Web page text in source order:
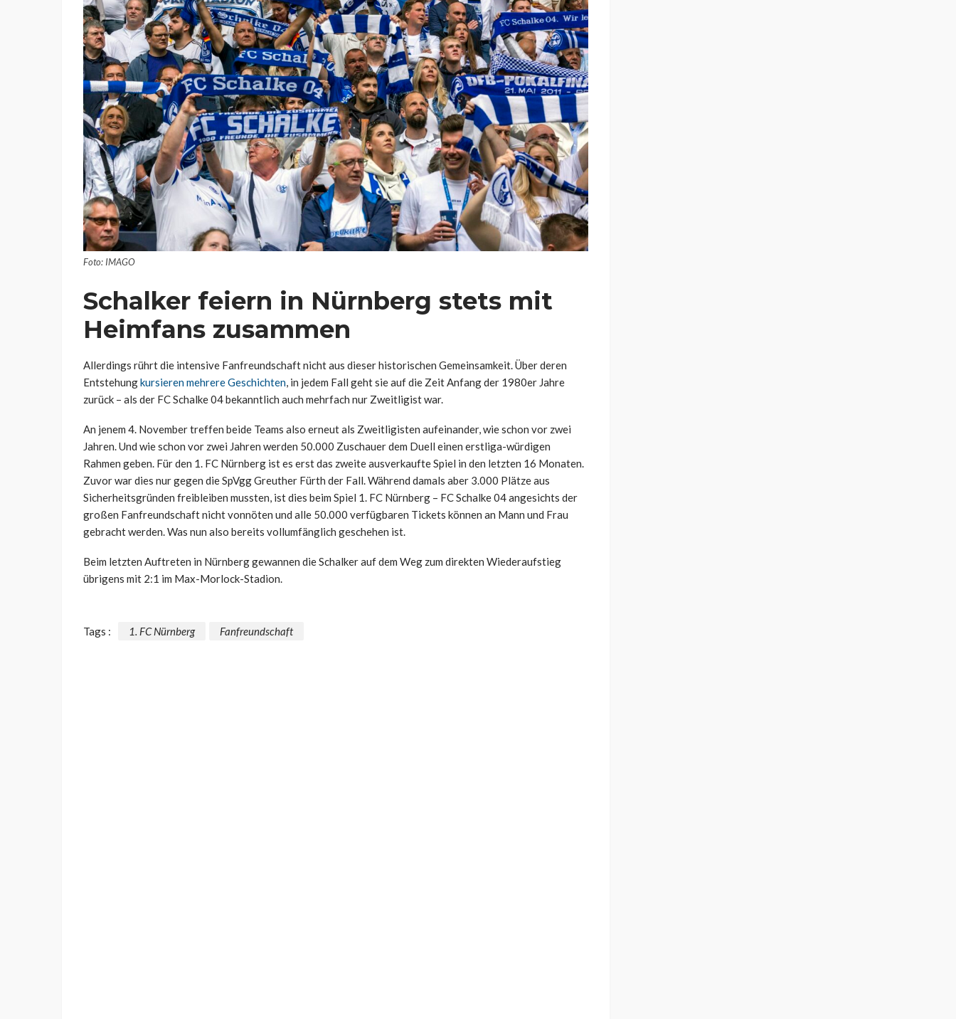
Foto: IMAGO
Schalker feiern in Nürnberg stets mit
Heimfans zusammen
Allerdings rührt die intensive Fanfreundschaft nicht aus dieser historischen Gemeinsamkeit. Über deren
Entstehungkursieren mehrere Geschichten, in jedem Fall geht sie auf die Zeit Anfang der 1980er Jahre
zurück – als der FC Schalke 04 bekanntlich auch mehrfach nur Zweitligist war.
An jenem 4. November treffen beide Teams also erneut als Zweitligisten aufeinander, wie schon vor zwei
Jahren. Und wie schon vor zwei Jahren werden 50.000 Zuschauer dem Duell einen erstliga-würdigen
Rahmen geben. Für den 1. FC Nürnberg ist es erst das zweite ausverkaufte Spiel in den letzten 16 Monaten.
Zuvor war dies nur gegen die SpVgg Greuther Fürth der Fall. Während damals aber 3.000 Plätze aus
Sicherheitsgründen freibleiben mussten, ist dies beim Spiel 1. FC Nürnberg – FC Schalke 04 angesichts der
großen Fanfreundschaft nicht vonnöten und alle 50.000 verfügbaren Tickets können an Mann und Frau
gebracht werden. Was nun also bereits vollumfänglich geschehen ist.
Beim letzten Auftreten in Nürnberg gewannen die Schalker auf dem Weg zum direkten Wiederaufstieg
übrigens mit 2:1 im Max-Morlock-Stadion.
Tags : 1. FC Nürnberg Fanfreundschaft